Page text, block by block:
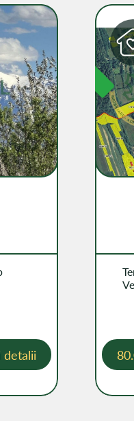
detalii
DISPONIBIL